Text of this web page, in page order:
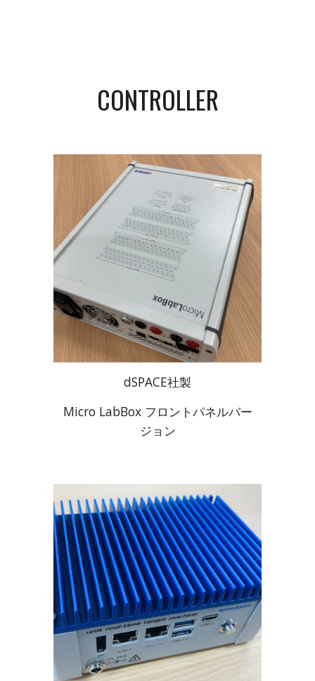
CONTROLLER
dSPACE社製
Micro LabBox フロントパネルバー
ジョン